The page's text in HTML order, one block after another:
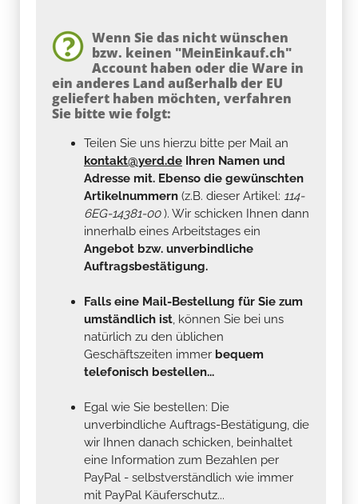
Wenn Sie das nicht wünschen
bzw. keinen "MeinEinkauf.ch"
Account haben oder die Ware in
ein anderes Land außerhalb der EU
geliefert haben möchten, verfahren
Sie bitte wie folgt:
Teilen Sie uns hierzu bitte per Mail an
kontakt@yerd.de Ihren Namen und
Adresse mit. Ebenso die gewünschten
Artikelnummern (z.B. dieser Artikel: 114-
6EG-14381-00). Wir schicken Ihnen dann
innerhalb eines Arbeitstages ein
Angebot bzw. unverbindliche
Auftragsbestätigung.
Falls eine Mail-Bestellung für Sie zum
umständlich ist, können Sie bei uns
natürlich zu den üblichen
Geschäftszeiten immer bequem
telefonisch bestellen...
Egal wie Sie bestellen: Die
unverbindliche Auftrags-Bestätigung, die
wir Ihnen danach schicken, beinhaltet
eine Information zum Bezahlen per
PayPal - selbstverständlich wie immer
mit PayPal Käuferschutz...